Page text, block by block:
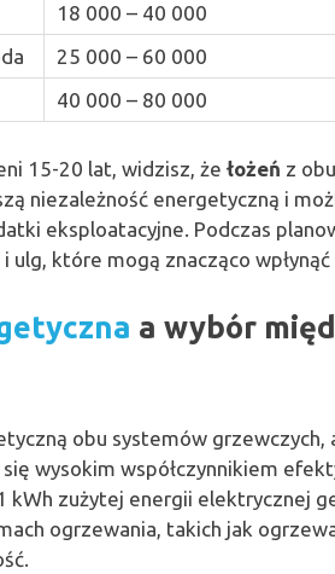
18 000 – 40 000
25 000 – 60 000
40 000 – 80 000
15-20 lat, widzisz, że łożeń z
niezależność energetyczną i
eksploatacyjne. Podczas
ulg, które mogą znacząco
a wybór
obu systemów grzewczych,
wysokim współczynnikiem
kWh zużytej energii elektrycznej
ogrzewania, takich jak